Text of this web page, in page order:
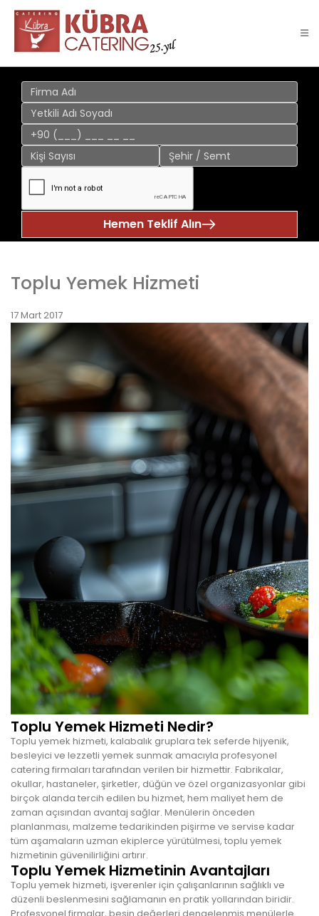
Hemen Teklif Alın
Toplu Yemek Hizmeti
17 Mart 2017
Toplu Yemek Hizmeti Nedir?
Toplu yemek hizmeti, kalabalık gruplara tek seferde hijyenik,
besleyici ve lezzetli yemek sunmak amacıyla profesyonel
catering firmaları tarafından verilen bir hizmettir. Fabrikalar,
okullar, hastaneler, şirketler, düğün ve özel organizasyonlar gibi
birçok alanda tercih edilen bu hizmet, hem maliyet hem de
zaman açısından avantaj sağlar. Menülerin önceden
planlanması, malzeme tedarikinden pişirme ve servise kadar
tüm aşamaların uzman ekiplerce yürütülmesi, toplu yemek
hizmetinin güvenilirliğini artırır.
Toplu Yemek Hizmetinin Avantajları
Toplu yemek hizmeti, işverenler için çalışanlarının sağlıklı ve
düzenli beslenmesini sağlamanın en pratik yollarından biridir.